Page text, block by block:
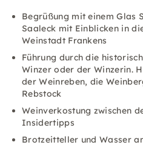
Begrüßung mit einem Glas
Saaleck mit Einblicken in
Weinstadt Frankens
Führung durch die
Winzer oder der Winzerin.
der Weinreben, die
Rebstock
Weinverkostung zwischen
Insidertipps
Brotzeitteller und Wasser